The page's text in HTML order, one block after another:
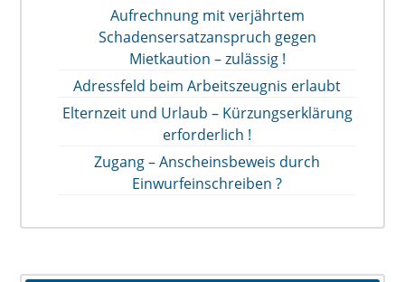
Aufrechnung mit verjährtem
Schadensersatzanspruch gegen
Mietkaution – zulässig !
Adressfeld beim Arbeitszeugnis erlaubt
Elternzeit und Urlaub – Kürzungserklärung
erforderlich !
Zugang – Anscheinsbeweis durch
Einwurfeinschreiben ?